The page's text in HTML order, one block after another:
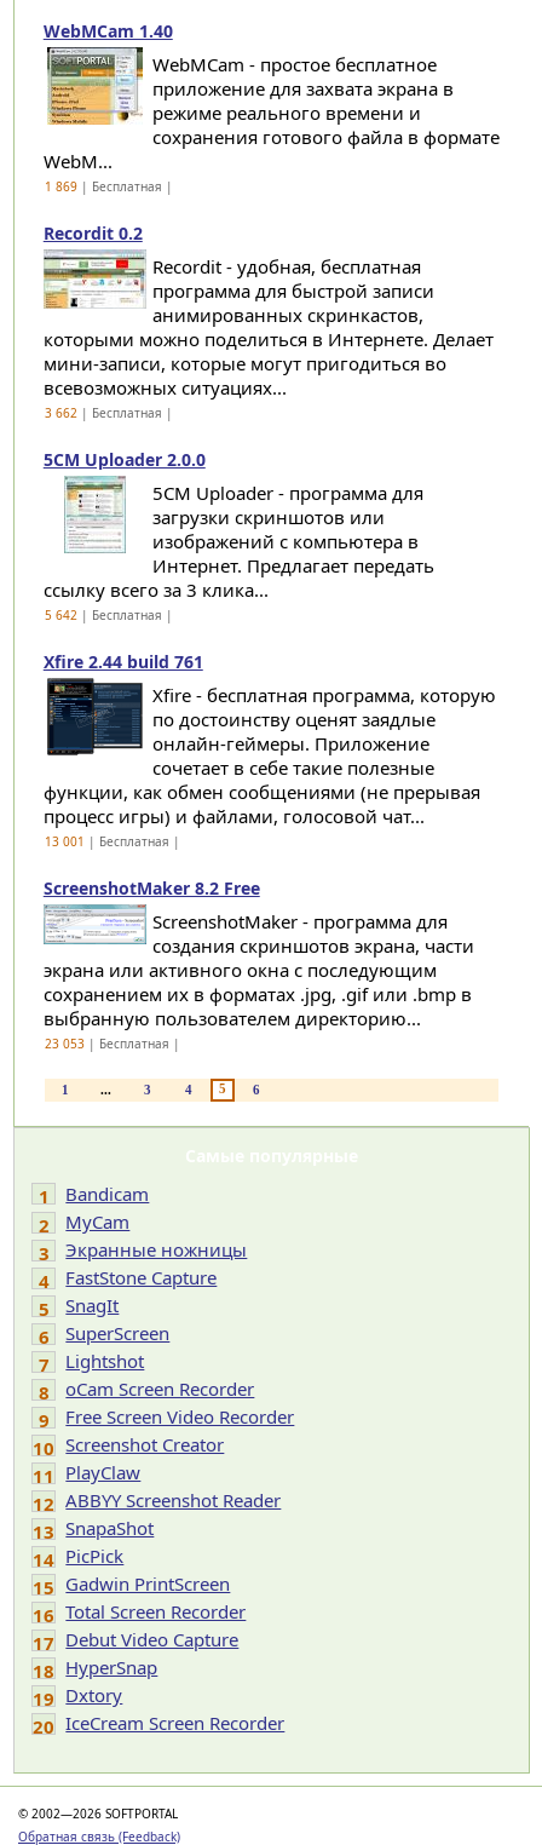
WebMCam 1.40
WebMCam - простое бесплатное
приложение для захвата экрана в
режиме реального времени и
сохранения готового файла в формате
WebM...
1 869| Бесплатная |
Recordit 0.2
Recordit - удобная, бесплатная
программа для быстрой записи
анимированных скринкастов,
которыми можно поделиться в Интернете. Делает
мини-записи, которые могут пригодиться во
всевозможных ситуациях...
3 662| Бесплатная |
5CM Uploader 2.0.0
5CM Uploader - программа для
загрузки скриншотов или
изображений с компьютера в
Интернет. Предлагает передать
ссылку всего за 3 клика...
5 642| Бесплатная |
Xfire 2.44 build 761
Xfire - бесплатная программа, которую
по достоинству оценят заядлые
онлайн-геймеры. Приложение
сочетает в себе такие полезные
функции, как обмен сообщениями (не прерывая
процесс игры) и файлами, голосовой чат...
13 001 | Бесплатная |
ScreenshotMaker 8.2 Free
ScreenshotMaker - программа для
создания скриншотов экрана, части
экрана или активного окна с последующим
сохранением их в форматах .jpg, .gif или .bmp в
выбранную пользователем директорию...
23 053| Бесплатная |
1 ... 3 4 5 6
Самые популярные
1
Bandicam
2
MyCam
3
Экранные ножницы
4
FastStone Capture
5
SnagIt
6
SuperScreen
7
Lightshot
8
oCam Screen Recorder
9
Free Screen Video Recorder
10 Screenshot Creator
11 PlayClaw
12 ABBYY Screenshot Reader
13 SnapaShot
14 PicPick
15 Gadwin PrintScreen
16 Total Screen Recorder
17 Debut Video Capture
18 HyperSnap
19 Dxtory
20 IceCream Screen Recorder
© 2002—2026 SOFTPORTAL
Обратная связь (Feedback)